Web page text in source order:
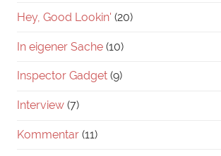
Hey, Good Lookin' (20)
In eigener Sache (10)
Inspector Gadget (9)
Interview (7)
Kommentar (11)